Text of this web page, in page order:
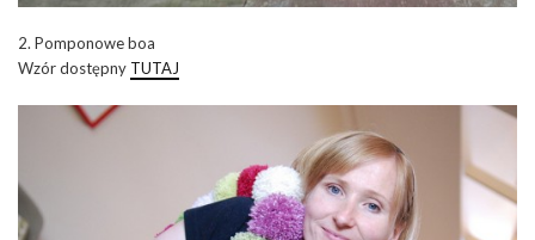
2. Pomponowe boa
Wzór dostępny TUTAJ